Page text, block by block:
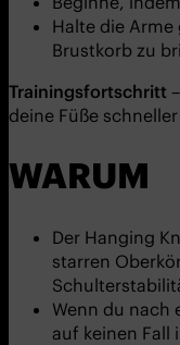
Halte die
Brustkorb zu
Trainingsfortschritt
deine Füße
WARUM
Der Hanging
starren
Wenn du nach
auf keinen Fall